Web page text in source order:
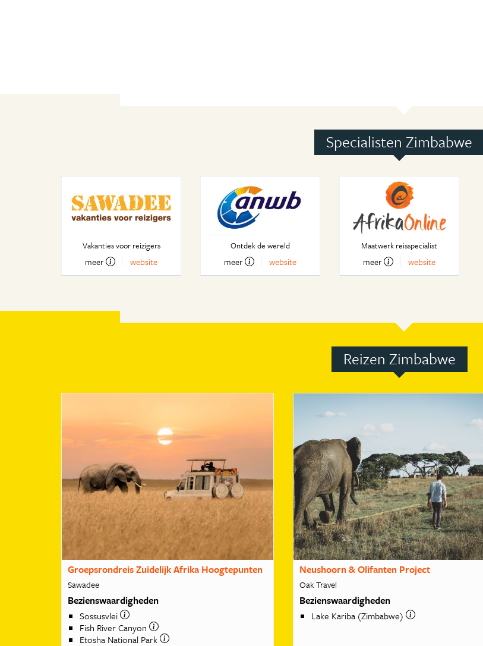
Specialisten Zimbabwe
Vakanties voor reizigers
meer website
Ontdek de wereld
meer website
Maatwerk reisspecialist
meer website
Reizen Zimbabwe
Groepsrondreis Zuidelijk Afrika Hoogtepunten
Sawadee
Bezienswaardigheden
Sossusvlei
Fish River Canyon
Etosha National Park
Neushoorn & Olifanten Project
Oak Travel
Bezienswaardigheden
Lake Kariba (Zimbabwe)